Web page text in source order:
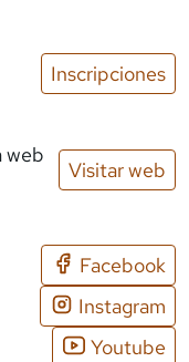
Inscripciones
web
Visitar web
Facebook
Instagram
Youtube